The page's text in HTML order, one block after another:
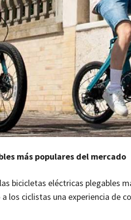
más populares del mercado
bicicletas eléctricas plegables
los ciclistas una experiencia de